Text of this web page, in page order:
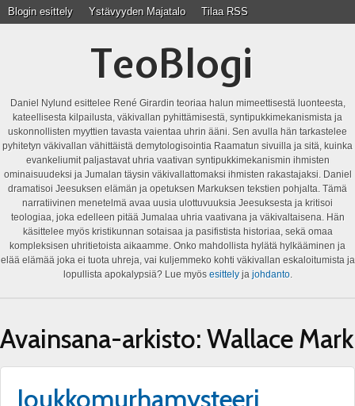
Blogin esittely Ystävyyden Majatalo Tilaa RSS
TeoBlogi
Daniel Nylund esittelee René Girardin teoriaa halun mimeettisestä luonteesta,
kateellisesta kilpailusta, väkivallan pyhittämisestä, syntipukkimekanismista ja
uskonnollisten myyttien tavasta vaientaa uhrin ääni. Sen avulla hän tarkastelee
pyhitetyn väkivallan vähittäistä demytologisointia Raamatun sivuilla ja sitä, kuinka
evankeliumit paljastavat uhria vaativan syntipukkimekanismin ihmisten
ominaisuudeksi ja Jumalan täysin väkivallattomaksi ihmisten rakastajaksi. Daniel
dramatisoi Jeesuksen elämän ja opetuksen Markuksen tekstien pohjalta. Tämä
narratiivinen menetelmä avaa uusia ulottuvuuksia Jeesuksesta ja kritisoi
teologiaa, joka edelleen pitää Jumalaa uhria vaativana ja väkivaltaisena. Hän
käsittelee myös kristikunnan sotaisaa ja pasifistista historiaa, sekä omaa
kompleksisen uhritietoista aikaamme. Onko mahdollista hylätä hylkääminen ja
elää elämää joka ei tuota uhreja, vai kuljemmeko kohti väkivallan eskaloitumista ja
lopullista apokalypsiä? Lue myös esittelyja johdanto.
Avainsana-arkisto: Wallace Mark
Joukkomurhamysteeri